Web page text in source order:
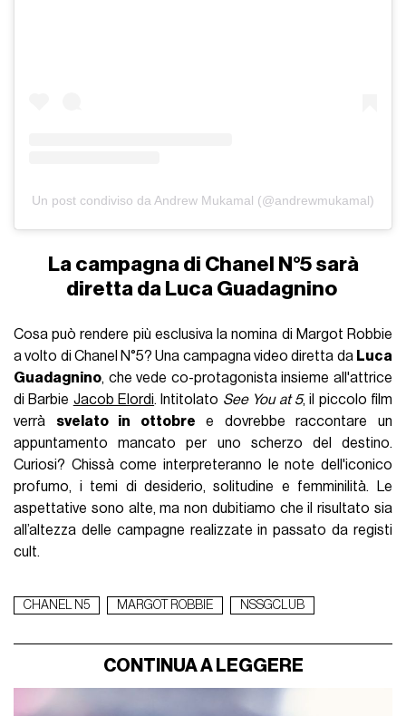
Un post condiviso da Andrew Mukamal (@andrewmukamal)
La campagna di Chanel N°5 sarà
diretta da Luca Guadagnino
Cosa può rendere più esclusiva la nomina di Margot Robbie
a volto di Chanel N°5? Una campagna video diretta da Luca
Guadagnino, che vede co-protagonista insieme all'attrice
di Barbie Jacob Elordi. Intitolato See You at 5, il piccolo film
verrà svelato in ottobre e dovrebbe raccontare un
appuntamento mancato per uno scherzo del destino.
Curiosi? Chissà come interpreteranno le note dell'iconico
profumo, i temi di desiderio, solitudine e femminilità. Le
aspettative sono alte, ma non dubitiamo che il risultato sia
all’altezza delle campagne realizzate in passato da registi
cult.
CHANEL N5 MARGOT ROBBIE NSSGCLUB
CONTINUA A LEGGERE